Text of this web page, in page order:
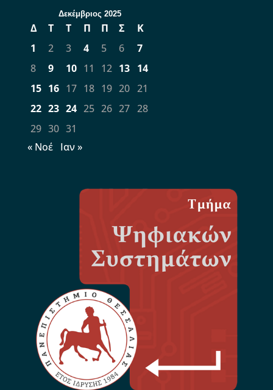
Δεκέμβριος 2025
Δ Τ Τ Π Π Σ
Κ
1
2 3 4 5 6
7
8
9 10 11 12 13
14
15 16 17 18 19 20 21
22 23 24 25 26 27 28
29 30 31
« Νοέ
Ιαν »